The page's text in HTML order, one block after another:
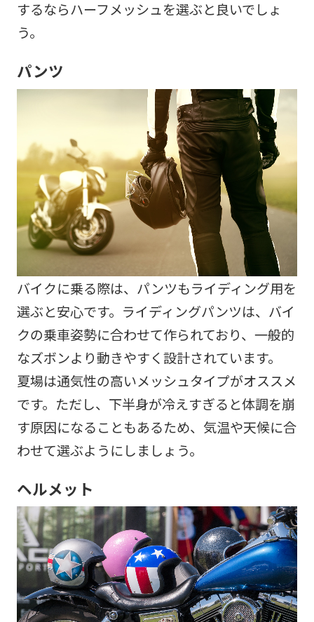
するならハーフメッシュを選ぶと良いでしょ
う。
パンツ
バイクに乗る際は、パンツもライディング用を
選ぶと安心です。ライディングパンツは、バイ
クの乗車姿勢に合わせて作られており、一般的
なズボンより動きやすく設計されています。
夏場は通気性の高いメッシュタイプがオススメ
です。ただし、下半身が冷えすぎると体調を崩
す原因になることもあるため、気温や天候に合
わせて選ぶようにしましょう。
ヘルメット